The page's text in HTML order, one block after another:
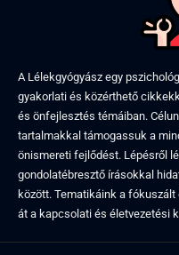
A Lélekgyógyász egy
gyakorlati és közérthető
és önfejlesztés témáiban.
tartalmakkal támogassuk a
önismereti fejlődést. Lépésről
gondolatébresztő írásokkal
között. Tematikáink a
át a kapcsolati és életvezetési